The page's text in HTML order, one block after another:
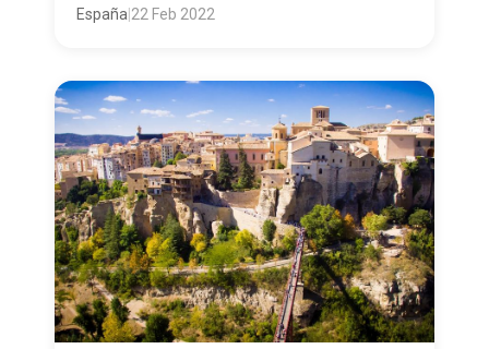
España 22 Feb 2022